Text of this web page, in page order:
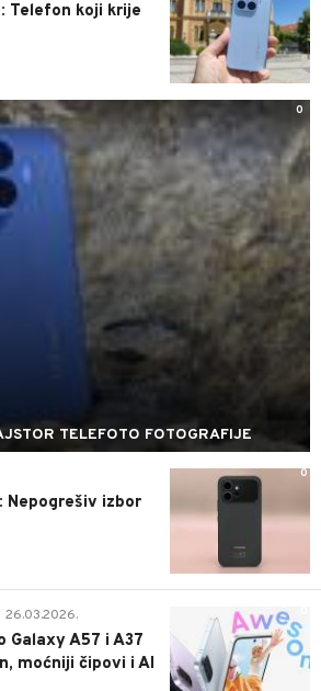
Telefon koji krije
0
TELEFOTO FOTOGRAFIJE
0
izbor
26.03.2026.
A57 i A37
moćniji čipovi i AI